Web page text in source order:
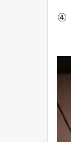
④